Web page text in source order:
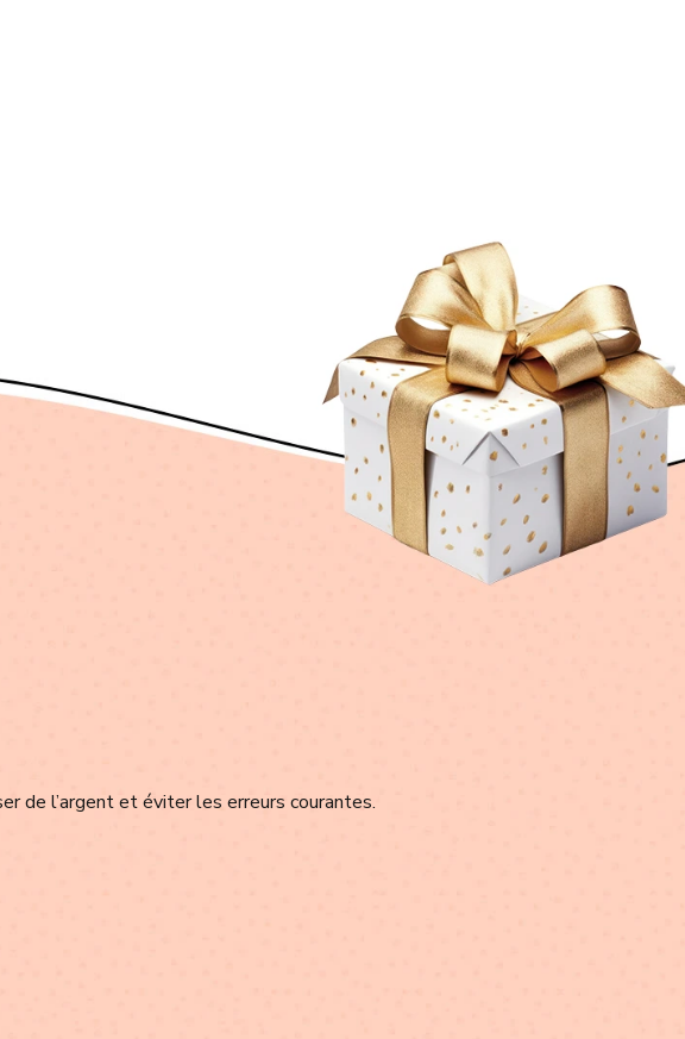
de l’argent et éviter les erreurs courantes.